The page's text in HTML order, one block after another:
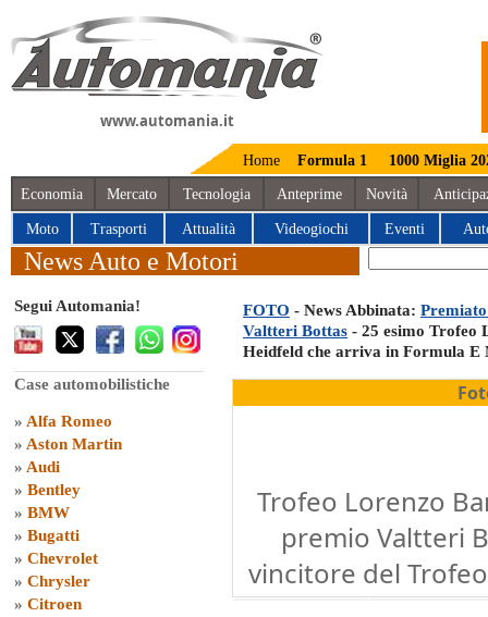
www.automania.it
Home Formula 1 1000 Miglia
Economia Mercato Tecnologia Anteprime Novità
Moto Trasporti Attualità Videogiochi Eventi
News Auto e Motori
Segui Automania!
Case automobilistiche
» Alfa Romeo
» Aston Martin
» Audi
» Bentley
» BMW
» Bugatti
» Chevrolet
» Chrysler
» Citroen
FOTO - News Abbinata:
Valtteri Bottas - 25 esimo Trofeo
Heidfeld che arriva in Formula E
Trofeo Lorenzo
premio Valtteri
vincitore del